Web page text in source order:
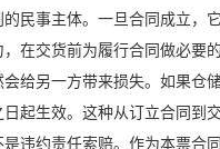
民事主体。一旦合同成立，
，在交货前为履行合同做必要
给另一方带来损失。如果仓
起生效。这种从订立合同到
违约责任索赔。作为本票合